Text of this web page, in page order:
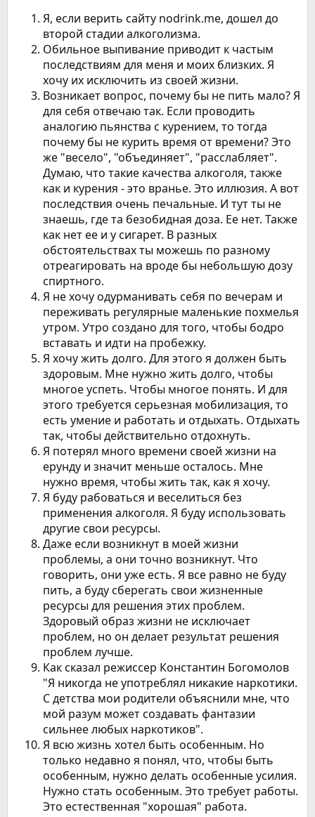
Я, если верить сайту nodrink.me, дошел до
второй стадии алкоголизма.
Обильное выпивание приводит к частым
последствиям для меня и моих близких. Я
хочу их исключить из своей жизни.
Возникает вопрос, почему бы не пить мало? Я
для себя отвечаю так. Если проводить
аналогию пьянства с курением, то тогда
почему бы не курить время от времени? Это
же "весело", "объединяет", "расслабляет".
Думаю, что такие качества алкоголя, также
как и курения - это вранье. Это иллюзия. А вот
последствия очень печальные. И тут ты не
знаешь, где та безобидная доза. Ее нет. Также
как нет ее и у сигарет. В разных
обстоятельствах ты можешь по разному
отреагировать на вроде бы небольшую дозу
спиртного.
Я не хочу одурманивать себя по вечерам и
переживать регулярные маленькие похмелья
утром. Утро создано для того, чтобы бодро
вставать и идти на пробежку.
Я хочу жить долго. Для этого я должен быть
здоровым. Мне нужно жить долго, чтобы
многое успеть. Чтобы многое понять. И для
этого требуется серьезная мобилизация, то
есть умение и работать и отдыхать. Отдыхать
так, чтобы действительно отдохнуть.
Я потерял много времени своей жизни на
ерунду и значит меньше осталось. Мне
нужно время, чтобы жить так, как я хочу.
Я буду рабоваться и веселиться без
применения алкоголя. Я буду использовать
другие свои ресурсы.
Даже если возникнут в моей жизни
проблемы, а они точно возникнут. Что
говорить, они уже есть. Я все равно не буду
пить, а буду сберегать свои жизненные
ресурсы для решения этих проблем.
Здоровый образ жизни не исключает
проблем, но он делает результат решения
проблем лучше.
Как сказал режиссер Константин Богомолов
"Я никогда не употреблял никакие наркотики.
С детства мои родители объяснили мне, что
мой разум может создавать фантазии
сильнее любых наркотиков".
Я всю жизнь хотел быть особенным. Но
только недавно я понял, что, чтобы быть
особенным, нужно делать особенные усилия.
Нужно стать особенным. Это требует работы.
Это естественная "хорошая" работа.